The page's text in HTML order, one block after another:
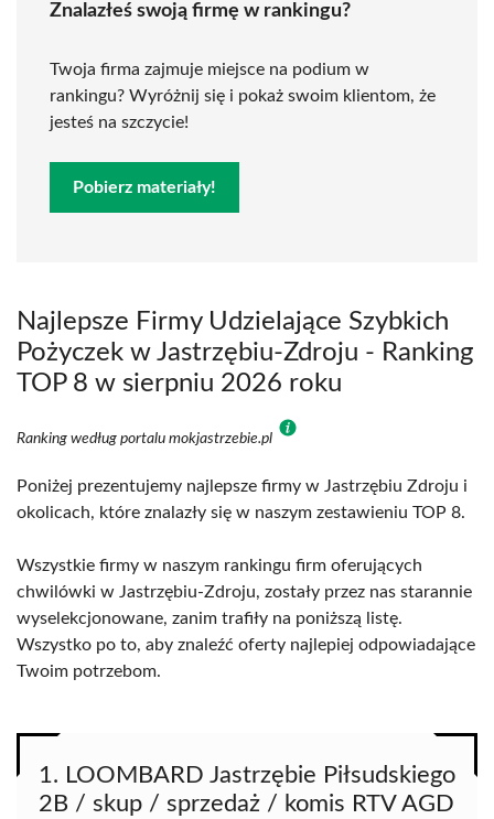
Znalazłeś swoją firmę w rankingu?
Twoja firma zajmuje miejsce na podium w
rankingu? Wyróżnij się i pokaż swoim klientom, że
jesteś na szczycie!
Pobierz materiały!
Najlepsze Firmy Udzielające Szybkich
Pożyczek w Jastrzębiu-Zdroju - Ranking
TOP 8 w sierpniu 2026 roku
Ranking według portalu mokjastrzebie.pl
Poniżej prezentujemy najlepsze firmy w Jastrzębiu Zdroju i
okolicach, które znalazły się w naszym zestawieniu TOP 8.
Wszystkie firmy w naszym rankingu firm oferujących
chwilówki w Jastrzębiu-Zdroju, zostały przez nas starannie
wyselekcjonowane, zanim trafiły na poniższą listę.
Wszystko po to, aby znaleźć oferty najlepiej odpowiadające
Twoim potrzebom.
1. LOOMBARD Jastrzębie Piłsudskiego
2B / skup / sprzedaż / komis RTV AGD